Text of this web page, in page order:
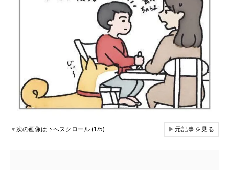
▼次の画像は下へスクロール (1/5) ▶元記事を見る